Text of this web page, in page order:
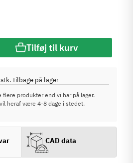
Tilføj til kurv
tilbage på lager
flere produkter end vi har på lager.
heraf være 4-8 dage i stedet.
CAD data